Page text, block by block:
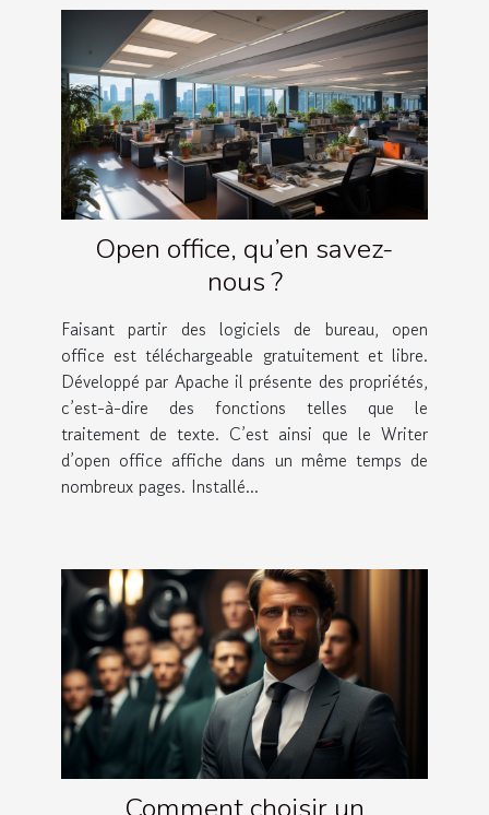
Open office, qu’en savez-
nous ?
Faisant partir des logiciels de bureau, open
office est téléchargeable gratuitement et libre.
Développé par Apache il présente des propriétés,
c’est-à-dire des fonctions telles que le
traitement de texte. C’est ainsi que le Writer
d’open office affiche dans un même temps de
nombreux pages. Installé...